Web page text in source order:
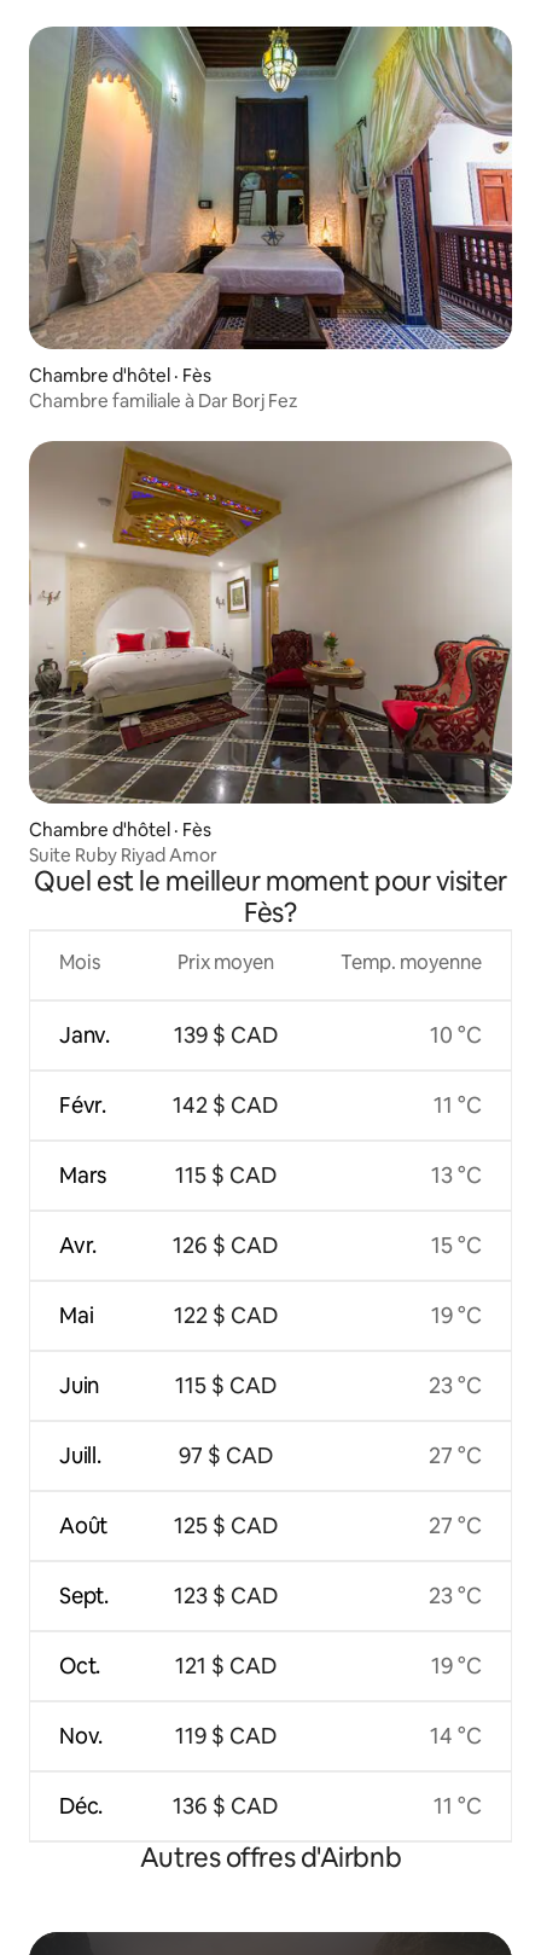
Chambre d'hôtel · Fès
Chambre familiale à Dar Borj Fez
Chambre d'hôtel · Fès
Suite Ruby Riyad Amor
Quel est le meilleur moment pour visiter
Fès?
Mois
Janv.
Févr.
Mars
Avr.
Mai
Juin
Juill.
Août
Sept.
Oct.
Nov.
Déc.
Prix moyen
139 $ CAD
142 $ CAD
115 $ CAD
126 $ CAD
122 $ CAD
115 $ CAD
97 $ CAD
125 $ CAD
123 $ CAD
121 $ CAD
119 $ CAD
136 $ CAD
Temp. moyenne
10 °C
11 °C
13 °C
15 °C
19 °C
23 °C
27 °C
27 °C
23 °C
19 °C
14 °C
11 °C
Autres offres d'Airbnb